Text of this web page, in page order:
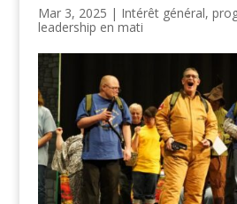
Mar 3, 2025 | Intérêt général,
leadership en mati